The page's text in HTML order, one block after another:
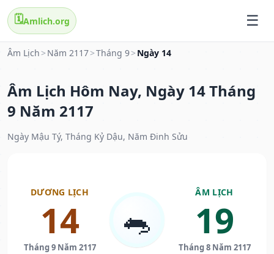
🗓️Amlich.org
Âm Lịch > Năm 2117>Tháng 9> Ngày 14
Âm Lịch Hôm Nay, Ngày 14 Tháng
9 Năm 2117
Ngày Mậu Tý, Tháng Kỷ Dậu, Năm Đinh Sửu
DƯƠNG LỊCH
14
Tháng 9 Năm 2117
🐀
ÂM LỊCH
19
Tháng 8 Năm 2117